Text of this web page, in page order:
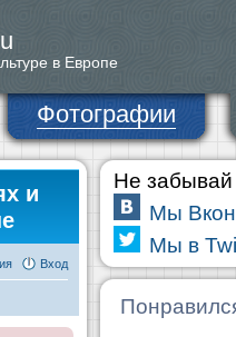
в Европе
Фотографии
и
Вход
Не забывай
Мы
Мы в